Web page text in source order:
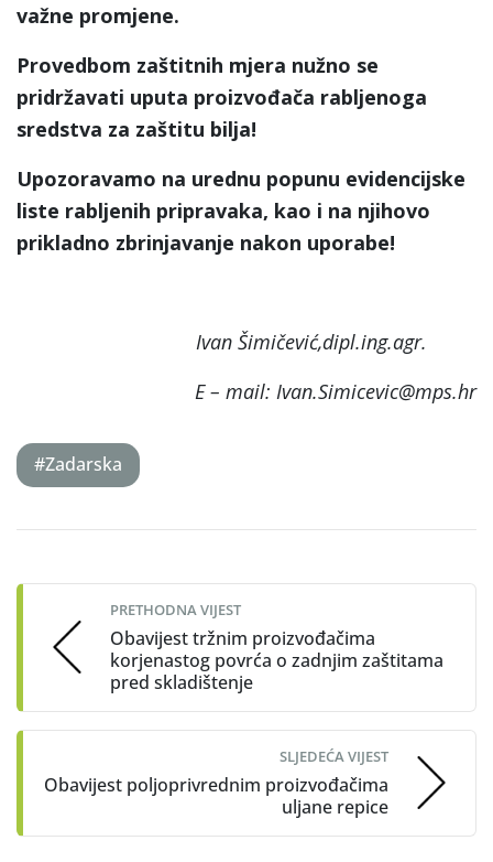
važne promjene.
Provedbom zaštitnih mjera nužno se
pridržavati uputa proizvođača rabljenoga
sredstva za zaštitu bilja!
Upozoravamo na urednu popunu evidencijske
liste rabljenih pripravaka, kao i na njihovo
prikladno zbrinjavanje nakon uporabe!
Ivan Šimičević,dipl.ing.agr.
E – mail: Ivan.Simicevic@mps.hr
#Zadarska
navigation
PRETHODNA VIJEST
Obavijest tržnim proizvođačima
korjenastog povrća o zadnjim zaštitama
pred skladištenje
SLJEDEĆA VIJEST
Obavijest poljoprivrednim proizvođačima
uljane repice